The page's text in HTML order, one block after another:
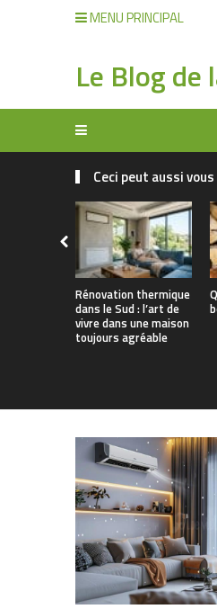
MENU PRINCIPAL
Le Blog de
Ceci peut aussi
Rénovation thermique
dans le Sud : l’art de
vivre dans une maison
toujours agréable